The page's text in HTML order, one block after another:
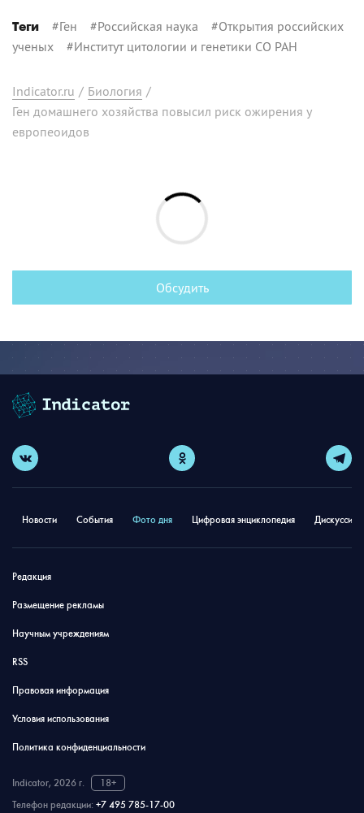
Теги #Ген #Российская наука #Открытия российских
ученых #Институт цитологии и генетики СО РАН
Indicator.ru / Биология /
Ген домашнего хозяйства повысил риск ожирения у
европеоидов
Обсудить
Новости События Фото дня Цифровая энциклопедия
Редакция
Размещение рекламы
Научным учреждениям
RSS
Правовая информация
Условия использования
Политика конфиденциальности
Indicator, 2026 г.
18+
Телефон редакции: +7 495 785-17-00